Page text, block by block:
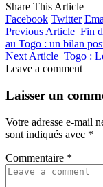
Share This Article
Facebook Twitter
Previous Article Fin
au Togo : un bilan
Next Article Togo :
Leave a comment
Laisser un
Votre adresse e-mail
sont indiqués avec *
Commentaire *